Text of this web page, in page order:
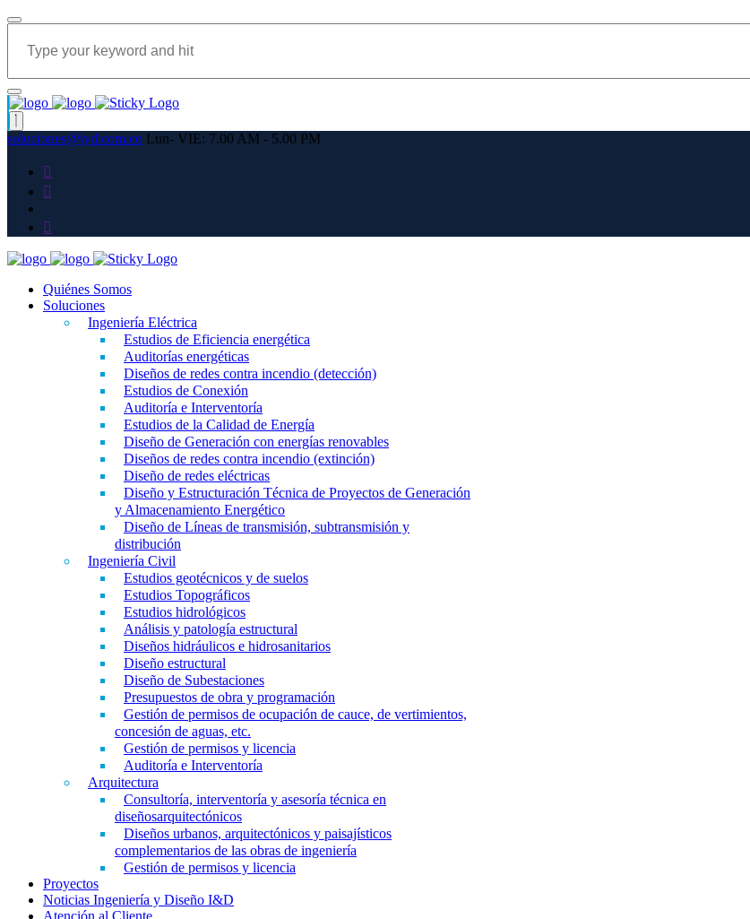
soluciones@iyd.com.co Lun- VIE: 7.00 AM - 5.00 PM
Quiénes Somos
Soluciones
Ingeniería Eléctrica
Estudios de Eficiencia energética
Auditorías energéticas
Diseños de redes contra incendio (detección)
Estudios de Conexión
Auditoría e Interventoría
Estudios de la Calidad de Energía
Diseño de Generación con energías renovables
Diseños de redes contra incendio (extinción)
Diseño de redes eléctricas
Diseño y Estructuración Técnica de Proyectos de Generación
y Almacenamiento Energético
Diseño de Líneas de transmisión, subtransmisión y
distribución
Ingeniería Civil
Estudios geotécnicos y de suelos
Estudios Topográficos
Estudios hidrológicos
Análisis y patología estructural
Diseños hidráulicos e hidrosanitarios
Diseño estructural
Diseño de Subestaciones
Presupuestos de obra y programación
Gestión de permisos de ocupación de cauce, de vertimientos,
concesión de aguas, etc.
Gestión de permisos y licencia
Auditoría e Interventoría
Arquitectura
Consultoría, interventoría y asesoría técnica en
diseñosarquitectónicos
Diseños urbanos, arquitectónicos y paisajísticos
complementarios de las obras de ingeniería
Gestión de permisos y licencia
Proyectos
Noticias Ingeniería y Diseño I&D
Atención al Cliente